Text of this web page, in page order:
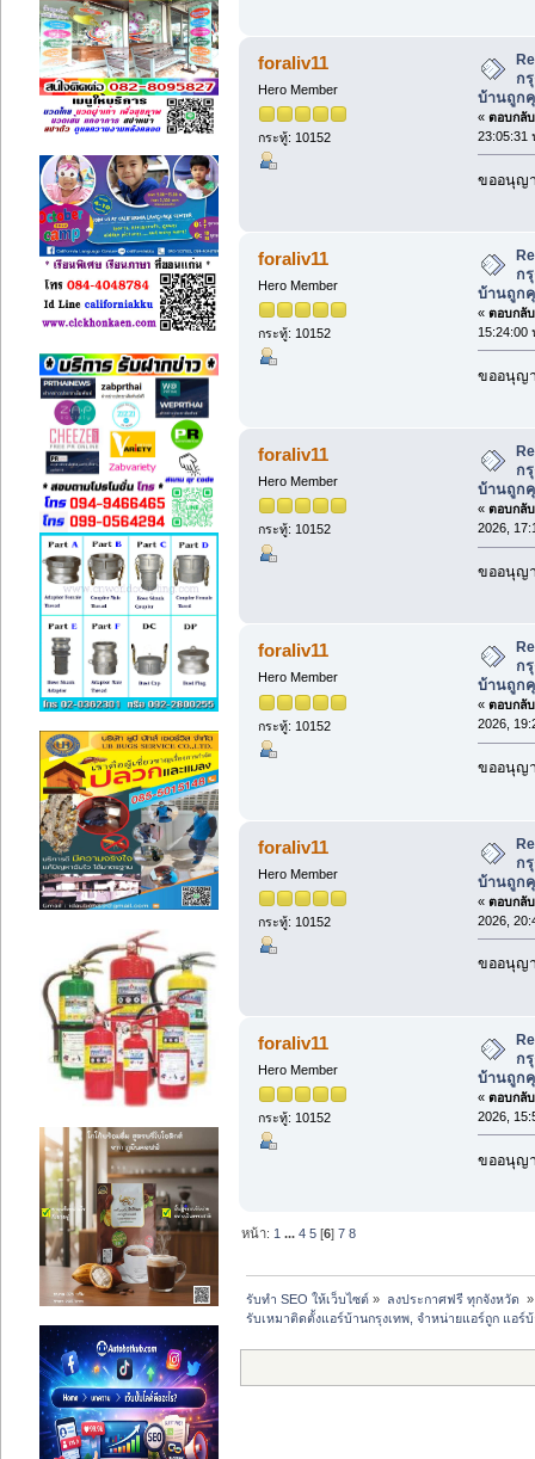
foraliv11
Hero Member
กระทู้: 10152
ก
บ้านถูก
« ตอบกลั
23:05:31
ขออนุญ
foraliv11
Hero Member
กระทู้: 10152
ก
บ้านถูก
« ตอบกลั
15:24:00
ขออนุญ
foraliv11
Hero Member
กระทู้: 10152
ก
บ้านถูก
« ตอบกลั
2026,
ขออนุญ
foraliv11
Hero Member
กระทู้: 10152
ก
บ้านถูก
« ตอบกลั
2026,
ขออนุญ
foraliv11
Hero Member
กระทู้: 10152
ก
บ้านถูก
« ตอบกลั
2026,
ขออนุญ
foraliv11
Hero Member
กระทู้: 10152
ก
บ้านถูก
« ตอบกลั
2026,
ขออนุญ
หน้า: 1 ...4 5 [6]7 8
รับทำ SEO ให้เว็บไซต์ » ลงประกาศฟรี ทุกจังหวัด »
รับเหมาติดตั้งแอร์บ้านกรุงเทพ, จำหน่ายแอร์ถูก แอ